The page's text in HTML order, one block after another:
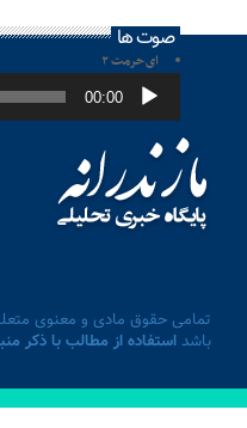
صوت ها
ای حرمت ۲
پخش‌کننده
صوت 00:00
تمامی حقوق مادی و معنوی
باشداستفاده از مطالب با ذکر